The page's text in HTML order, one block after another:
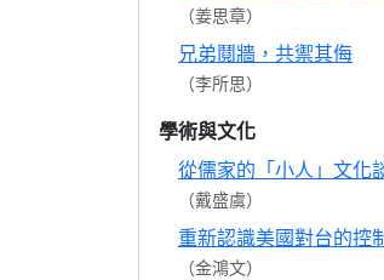
（姜思章）
兄弟鬩牆，共禦其侮
（李所思）
學術與文化
從儒家的「小人」文化
（戴盛虞）
重新認識美國對台的控
（金鴻文）